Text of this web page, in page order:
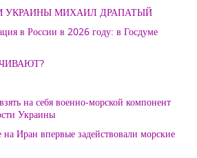
УКРАИНЫ МИХАИЛ ДРАПАТЫЙ
в России в 2026 году: в Госдуме
на себя военно-морской компонент
Украины
Иран впервые задействовали морские